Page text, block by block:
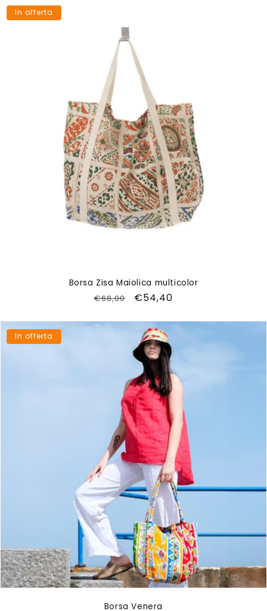
In offerta
Borsa Zisa Maiolica multicolor
Prezzo
listino
€68,00
Prezzo
€54,40
In offerta
Borsa Venera